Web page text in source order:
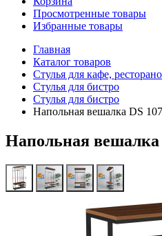
Просмотренные товары
Избранные товары
Главная
Каталог товаров
Стулья для кафе,
Стулья для бистро
Стулья для бистро
Напольная вешалка DS 107
Напольная вешалка